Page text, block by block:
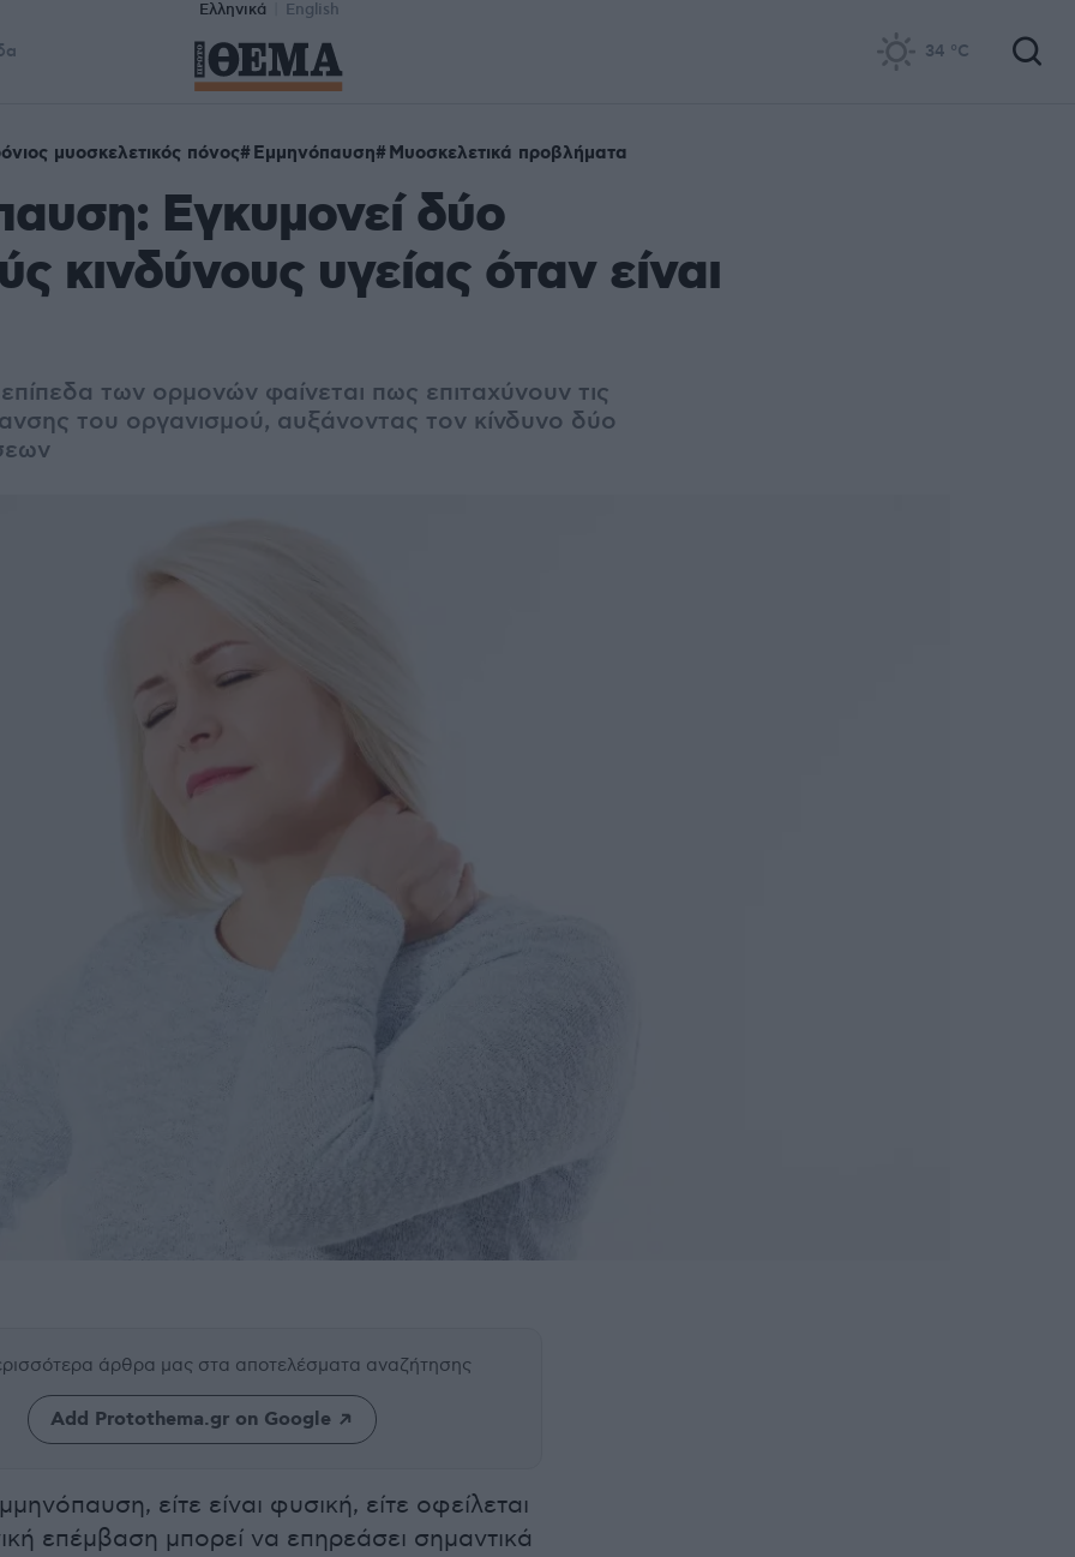
Ελληνικά English
34 °C
μυοσκελετικός πόνος Εμμηνόπαυση Μυοσκελετικά προβλήματα
Εγκυμονεί δύο
κινδύνους υγείας όταν είναι
των ορμονών φαίνεται πως επιταχύνουν τις
του οργανισμού, αυξάνοντας τον κίνδυνο δύο
άρθρα μας στα αποτελέσματα αναζήτησης
Add Protothema.gr on Google
είτε είναι φυσική, είτε οφείλεται
επέμβαση μπορεί να επηρεάσει σημαντικά